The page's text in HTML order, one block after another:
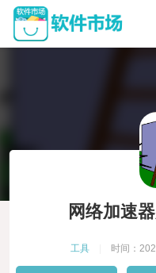
网络加速
工具 时间：